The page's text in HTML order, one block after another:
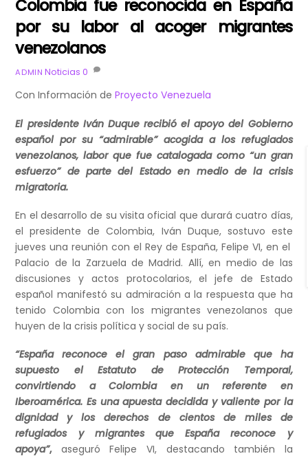
Colombia fue reconocida en España
por su labor al acoger migrantes
venezolanos
ADMIN Noticias 0
Con Información deProyecto Venezuela
El presidente Iván Duque recibió el apoyo del Gobierno
español por su “admirable” acogida a los refugiados
venezolanos, labor que fue catalogada como “un gran
esfuerzo” de parte del Estado en medio de la crisis
migratoria.
En el desarrollo de su visita oficial que durará cuatro días,
el presidente de Colombia, Iván Duque, sostuvo este
jueves una reunión con el Rey de España, Felipe VI, en el
Palacio de la Zarzuela de Madrid. Allí, en medio de las
discusiones y actos protocolarios, el jefe de Estado
español manifestó su admiración a la respuesta que ha
tenido Colombia con los migrantes venezolanos que
huyen de la crisis política y social de su país.
“España reconoce el gran paso admirable que ha
supuesto el Estatuto de Protección Temporal,
convirtiendo a Colombia en un referente en
Iberoamérica. Es una apuesta decidida y valiente por la
dignidad y los derechos de cientos de miles de
refugiados y migrantes que España reconoce y
apoya”,aseguró Felipe VI, destacando también la